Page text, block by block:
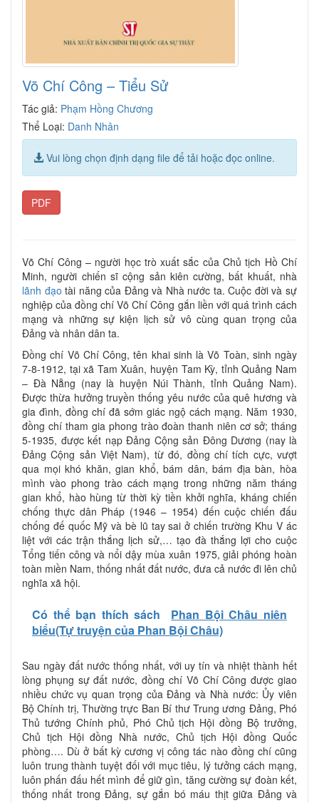
Võ Chí Công – Tiểu Sử
Tác giả: Phạm Hồng Chương
Thể Loại: Danh Nhân
Vui lòng chọn định dạng file để tải hoặc đọc online.
PDF
Võ Chí Công – người học trò xuất sắc của Chủ tịch Hồ Chí
Minh, người chiến sĩ cộng sản kiên cường, bất khuất, nhà
lãnh đạo tài năng của Đảng và Nhà nước ta. Cuộc đời và sự
nghiệp của đồng chí Võ Chí Công gắn liền với quá trình cách
mạng và những sự kiện lịch sử vô cùng quan trọng của
Đảng và nhân dân ta.
Đồng chí Võ Chí Công, tên khai sinh là Võ Toàn, sinh ngày
7-8-1912, tại xã Tam Xuân, huyện Tam Kỳ, tỉnh Quảng Nam
– Đà Nẵng (nay là huyện Núi Thành, tỉnh Quảng Nam).
Được thừa hưởng truyền thống yêu nước của quê hương và
gia đình, đồng chí đã sớm giác ngộ cách mạng. Năm 1930,
đồng chí tham gia phong trào đoàn thanh niên cơ sở; tháng
5-1935, được kết nạp Đảng Cộng sản Đông Dương (nay là
Đảng Cộng sản Việt Nam), từ đó, đồng chí tích cực, vượt
qua mọi khó khăn, gian khổ, bám dân, bám địa bàn, hòa
mình vào phong trào cách mạng trong những năm tháng
gian khổ, hào hùng từ thời kỳ tiền khởi nghĩa, kháng chiến
chống thực dân Pháp (1946 – 1954) đến cuộc chiến đấu
chống đế quốc Mỹ và bè lũ tay sai ở chiến trường Khu V ác
liệt với các trận thắng lịch sử,… tạo đà thắng lợi cho cuộc
Tổng tiến công và nổi dậy mùa xuân 1975, giải phóng hoàn
toàn miền Nam, thống nhất đất nước, đưa cả nước đi lên chủ
nghĩa xã hội.
Có thể bạn thích sách
Phan Bội Châu niên
biểu(Tự truyện của Phan Bội Châu)
Sau ngày đất nước thống nhất, với uy tín và nhiệt thành hết
lòng phụng sự đất nước, đồng chí Võ Chí Công được giao
nhiều chức vụ quan trọng của Đảng và Nhà nước: Ủy viên
Bộ Chính trị, Thường trực Ban Bí thư Trung ương Đảng, Phó
Thủ tướng Chính phủ, Phó Chủ tịch Hội đồng Bộ trưởng,
Chủ tịch Hội đồng Nhà nước, Chủ tịch Hội đồng Quốc
phòng…. Dù ở bất kỳ cương vị công tác nào đồng chí cũng
luôn trung thành tuyệt đối với mục tiêu, lý tưởng cách mạng,
luôn phấn đấu hết mình để giữ gìn, tăng cường sự đoàn kết,
thống nhất trong Đảng, sự gắn bó máu thịt giữa Đảng và